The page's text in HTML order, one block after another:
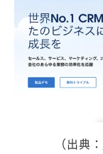
（出典：